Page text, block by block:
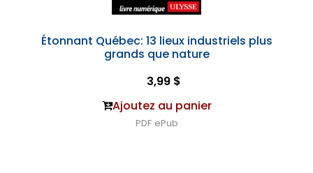
Étonnant Québec: 13 lieux industriels plus
grands que nature
3,99 $
Ajoutez au panier
PDF ePub